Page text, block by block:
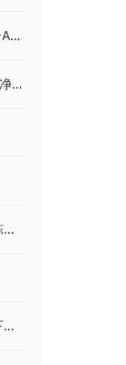
8月23日基金净值：华安策略优选混合A最新净值1.7533，跌1.73%
股价9连阴后，隔膜龙头公布半年报，净利大幅滑坡！硅料价格6连涨，下游组件酝酿涨价，光伏企业盈利改善
陈梦逆转蒯曼，王曼昱击败孙铭阳，陈幸同击败范思琦
松下爱妻号洗衣机过滤器怎么拆（松下爱妻号洗衣机）